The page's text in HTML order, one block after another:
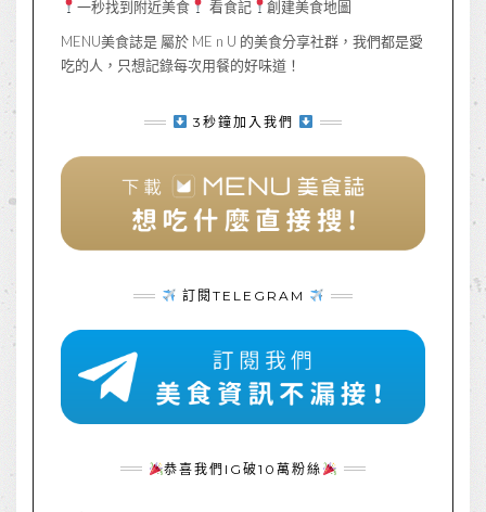
一秒找到附近美食 看食記
創建美食地圖
MENU美食誌是 屬於 ME n U 的美食分享社群，我們都是愛
吃的人，只想記錄每次用餐的好味道！
3秒鐘加入我們
訂閱TELEGRAM
恭喜我們IG破10萬粉絲